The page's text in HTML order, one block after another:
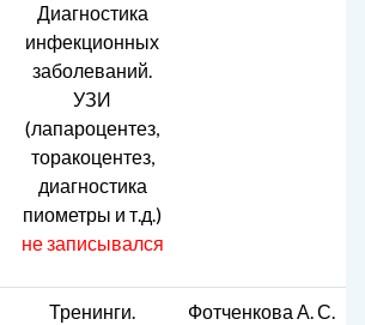
Диагностика
инфекционных
заболеваний.
УЗИ
(лапароцентез,
торакоцентез,
диагностика
пиометры и т.д.)
не записывался
Тренинги.
Фотченкова А. С.